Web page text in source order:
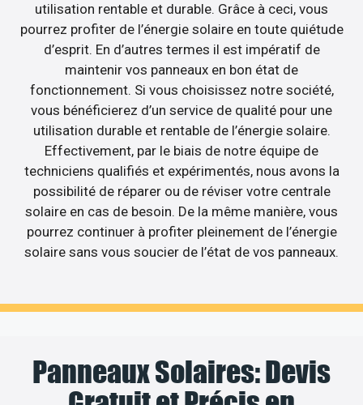
utilisation rentable et durable. Grâce à ceci, vous
pourrez profiter de l’énergie solaire en toute quiétude
d’esprit. En d’autres termes il est impératif de
maintenir vos panneaux en bon état de
fonctionnement. Si vous choisissez notre société,
vous bénéficierez d’un service de qualité pour une
utilisation durable et rentable de l’énergie solaire.
Effectivement, par le biais de notre équipe de
techniciens qualifiés et expérimentés, nous avons la
possibilité de réparer ou de réviser votre centrale
solaire en cas de besoin. De la même manière, vous
pourrez continuer à profiter pleinement de l’énergie
solaire sans vous soucier de l’état de vos panneaux.
Panneaux Solaires: Devis